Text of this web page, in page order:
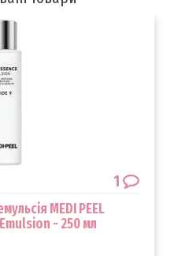
1
MEDI PEEL
- 250 мл